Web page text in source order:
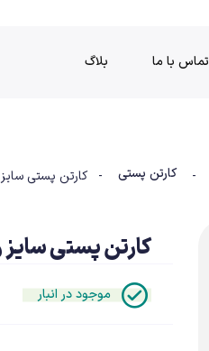
تماس با ما بلاگ
- کارتن پستی - کارتن پستی سایز 1/5 | بسته 60 عددی
کارتن پستی سایز 1/5 | بسته 60 عددی
موجود در انبار